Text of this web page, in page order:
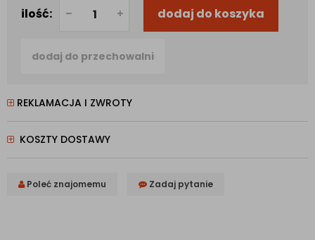
ilość: dodaj do koszyka
dodaj do przechowalni
REKLAMACJA I ZWROTY
KOSZTY DOSTAWY
Poleć znajomemu Zadaj pytanie